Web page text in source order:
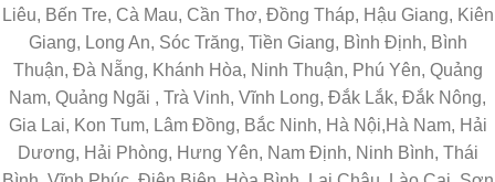
Liêu, Bến Tre, Cà Mau, Cần Thơ, Đồng Tháp, Hậu Giang, Kiên
Giang, Long An, Sóc Trăng, Tiền Giang, Bình Định, Bình
Thuận, Đà Nẵng, Khánh Hòa, Ninh Thuận, Phú Yên, Quảng
Nam, Quảng Ngãi , Trà Vinh, Vĩnh Long, Đắk Lắk, Đắk Nông,
Gia Lai, Kon Tum, Lâm Đồng, Bắc Ninh, Hà Nội,Hà Nam, Hải
Dương, Hải Phòng, Hưng Yên, Nam Định, Ninh Bình, Thái